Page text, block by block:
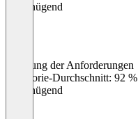
Ungenügend
Erfüllung der Anforderungen
Kategorie-Durchschnitt: 92 %
Ungenügend